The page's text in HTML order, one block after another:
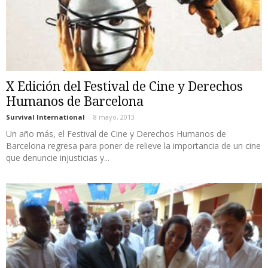
X Edición del Festival de Cine y Derechos
Humanos de Barcelona
Survival International - 8 mayo, 2013
Un año más, el Festival de Cine y Derechos Humanos de
Barcelona regresa para poner de relieve la importancia de un cine
que denuncie injusticias y...